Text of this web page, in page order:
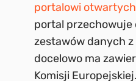
portalowi
portal przechowuje
zestawów danych
docelowo ma
Komisji Europejskiej.